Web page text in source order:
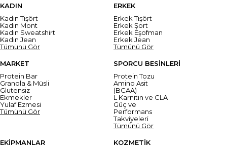
KADIN
Kadın Tişört
Kadın Mont
Kadın Sweatshirt
Kadın Jean
Tümünü Gör
ERKEK
Erkek Tişört
Erkek Şort
Erkek Eşofman
Erkek Jean
Tümünü Gör
MARKET
Protein Bar
Granola & Müsli
Glutensiz
Ekmekler
Yulaf Ezmesi
Tümünü Gör
SPORCU BESİNLERİ
Protein Tozu
Amino Asit
(BCAA)
L Karnitin ve CLA
Güç ve
Performans
Takviyeleri
Tümünü Gör
EKİPMANLAR
KOZMETİK